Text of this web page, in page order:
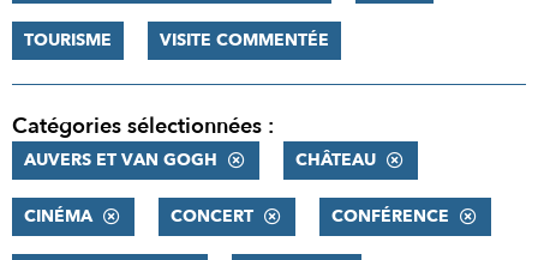
TOURISME VISITE COMMENTÉE
Catégories sélectionnées :
AUVERS ET VAN GOGH CHÂTEAU
CINÉMA CONCERT CONFÉRENCE